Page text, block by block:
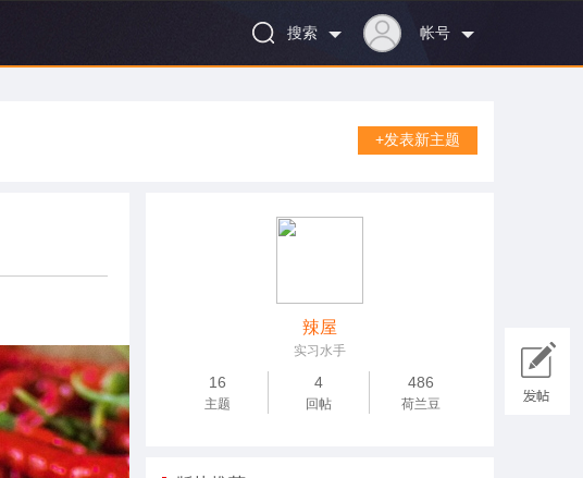
帐号
搜索
+发表新主题
辣屋
实习水手
16
主题
4
回帖
486
荷兰豆